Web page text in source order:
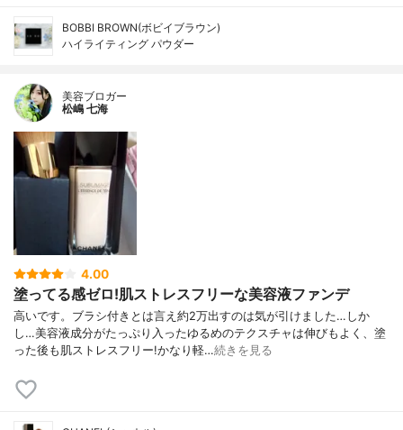
BOBBI BROWN(ボビイブラウン)
ハイライティング パウダー
美容ブロガー
松嶋 七海
4.00
塗ってる感ゼロ!肌ストレスフリーな美容液ファンデ
高いです。ブラシ付きとは言え約2万出すのは気が引けました…しか
し…美容液成分がたっぷり入ったゆるめのテクスチャは伸びもよく、塗
った後も肌ストレスフリー!かなり軽…続きを見る